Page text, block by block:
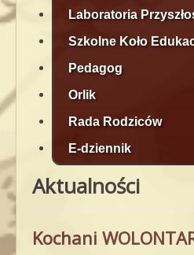
Laboratoria
Szkolne Koło
Pedagog
Orlik
Rada Rodziców
E-dziennik
Aktualności
Kochani